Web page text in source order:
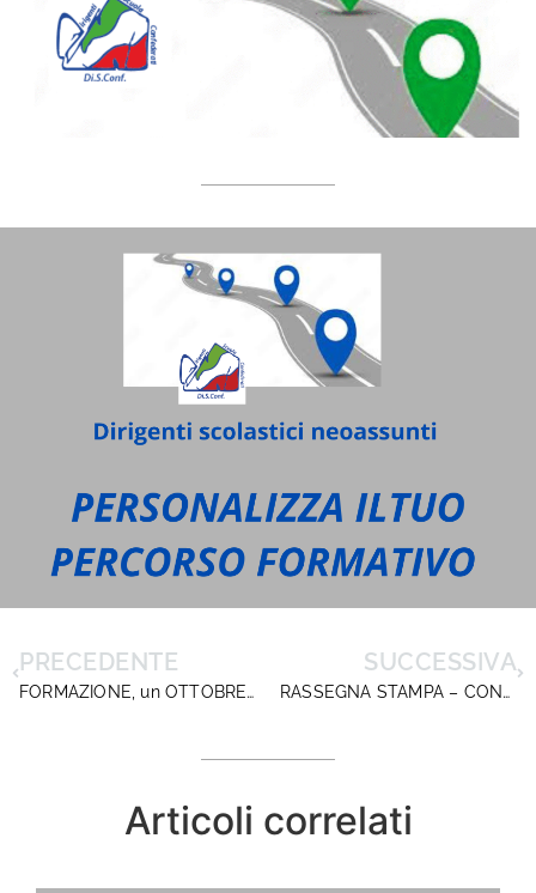
PRECEDENTE
FORMAZIONE, un OTTOBRE scoppiettante con DIRIGENTISCUOLA! OGGI 2 OTTOBRE IL PRIMO APPUNTAMENTO IN CALENDARIO
SUCCESSIVA
RASSEGNA STAMPA – CONSIGLIO NAZIONALE – STATO DI AGITAZIONE- INTERROGAZIONI PARLAMENTARI
Articoli correlati